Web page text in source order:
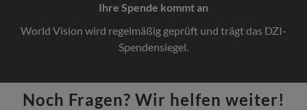
Ihre Spende kommt an
World Vision wird regelmäßig geprüft und trägt das DZI-
Spendensiegel.
Noch Fragen? Wir helfen weiter!